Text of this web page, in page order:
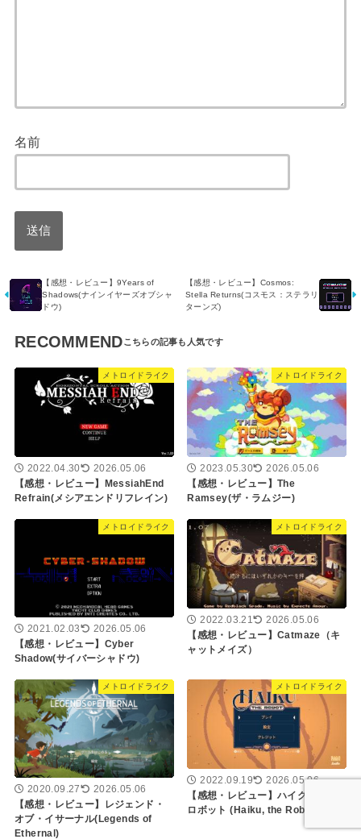
名前
【感想・レビュー】9Years of
Shadows(ナインイヤーズオブシャ
ドウ)
【感想・レビュー】Cosmos:
Stella Returns(コスモス：ステラリ
ターンズ)
RECOMMEND
メトロイドライク
2022.04.30 2026.05.06
【感想・レビュー】MessiahEnd
Refrain(メシアエンドリフレイン)
メトロイドライク
2023.05.30 2026.05.06
【感想・レビュー】The
Ramsey(ザ・ラムジー)
メトロイドライク
2021.02.03 2026.05.06
【感想・レビュー】Cyber
Shadow(サイバーシャドウ)
メトロイドライク
2022.03.21 2026.05.06
【感想・レビュー】Catmaze（キ
ャットメイズ）
メトロイドライク
2020.09.27 2026.05.06
【感想・レビュー】レジェンド・
オブ・イサーナル(Legends of
Ethernal)
メトロイドライク
2022.09.19 2026.05.06
【感想・レビュー】ハイク・ザ・
ロボット (Haiku, the Robot)